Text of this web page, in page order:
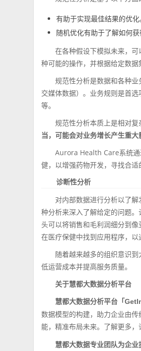
有助于实现最佳结果的优化
随机优化有助于了解如何
在各种假设下模拟未来，
种可能的操作，并根据给定数据
规范性分析是数据和各种
交媒体数据）。业务规则是首
等。
规范性分析本质上是相对
当，可能会对业务增长产生重
Aurora Health Care系统通
健，以增强药物开发，寻找合适
诊断性分析
对内部数据进行分析以了
种分析来深入了解给定的问题
头可以将销售和毛利润细分到
在医疗保健中找到应用程序，
随着越来越多的组织意识
低运营成本并提高服务质量。
关于慧都大数据分析平台
慧都大数据分析平台「
数据模型的构建，助力企业由
能，精准布局未来。了解更多，
慧都大数据专业团队为企